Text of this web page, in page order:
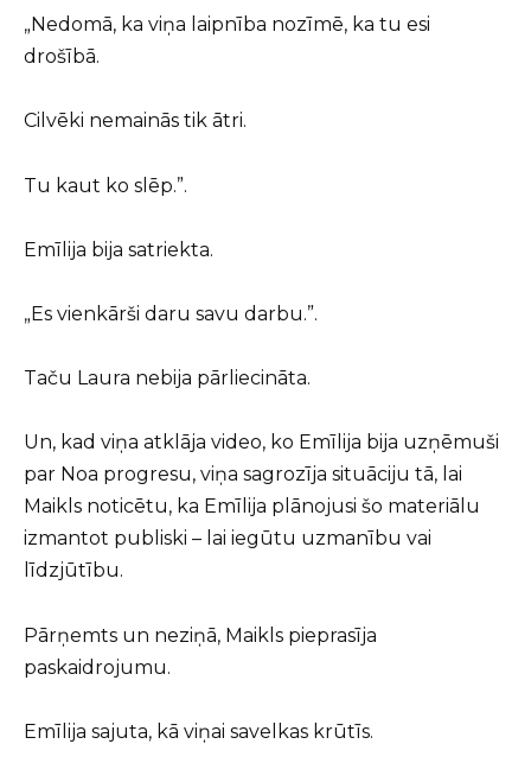
„Nedomā, ka viņa laipnība nozīmē, ka tu esi
drošībā.
Cilvēki nemainās tik ātri.
Tu kaut ko slēp.”.
Emīlija bija satriekta.
„Es vienkārši daru savu darbu.”.
Taču Laura nebija pārliecināta.
Un, kad viņa atklāja video, ko Emīlija bija uzņēmuši
par Noa progresu, viņa sagrozīja situāciju tā, lai
Maikls noticētu, ka Emīlija plānojusi šo materiālu
izmantot publiski – lai iegūtu uzmanību vai
līdzjūtību.
Pārņemts un neziņā, Maikls pieprasīja
paskaidrojumu.
Emīlija sajuta, kā viņai savelkas krūtīs.